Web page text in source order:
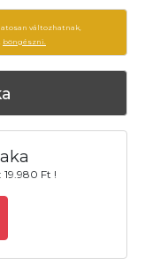
változhatnak,
böngészni.
Ft !